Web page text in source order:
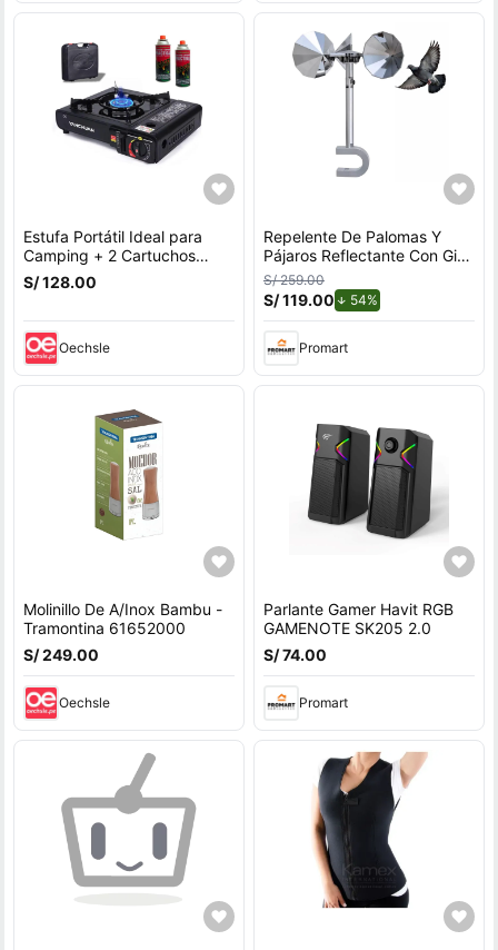
Estufa Portátil Ideal para
Camping + 2 Cartuchos
485ml
S/ 128.00
Oechsle
Repelente De Palomas Y
Pájaros Reflectante Con Giro
Por Viento Para Exteriores
Con Soporte en U
S/ 259.00
S/ 119.00 54%de descuento.
Promart
Molinillo De A/Inox Bambu -
Tramontina 61652000
S/ 249.00
Oechsle
Parlante Gamer Havit RGB
GAMENOTE SK205 2.0
S/ 74.00
Promart